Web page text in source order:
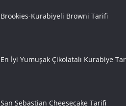
Brookies-Kurabiyeli Browni Tarifi
En İyi Yumuşak Çikolatalı Kurabiye
San Sebastian Cheesecake Tarifi